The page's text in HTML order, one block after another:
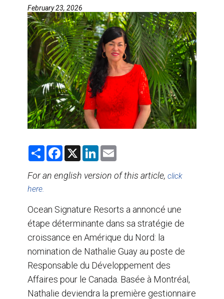
DESTINATIONS
AGENTS DE VOYAGE
FORMATION & RESSOURCES
February 23, 2026
S
r
e
F
e
b
X
L
k
e
i
l
For an english version of this article, click
here.
Ocean Signature Resorts a annoncé une
étape déterminante dans sa stratégie de
croissance en Amérique du Nord: la
nomination de Nathalie Guay au poste de
Responsable du Développement des
Affaires pour le Canada. Basée à Montréal,
Nathalie deviendra la première gestionnaire